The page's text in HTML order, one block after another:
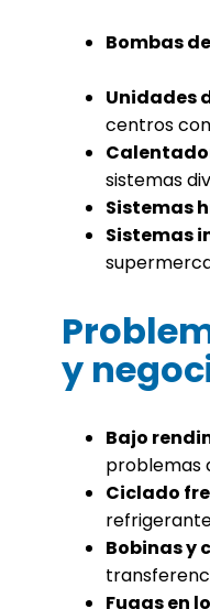
Bombas
Unidades
centros
sistemas
Sistemas
Sistemas
y
Bajo
problemas
Ciclado
Bobinas y
Fugas en